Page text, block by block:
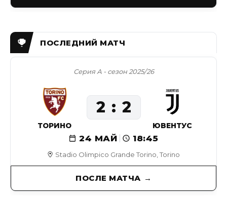
Stadio Olimpico Grande Torino, Torino
Серия А - сезон 2025/26
24 МАЙ 18:45
ТОРИНО
2 2
ЮВЕНТУС
ПОСЛЕ МАТЧА